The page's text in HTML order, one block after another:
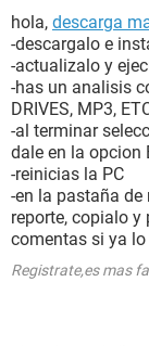
hola, descarga
-descargalo e
-actualizalo y
-has un analisis
DRIVES, MP3,
-al terminar
dale en la opcion
-reinicias la PC
-en la pastaña de
reporte, copialo y
comentas si ya
Registrate,es mas